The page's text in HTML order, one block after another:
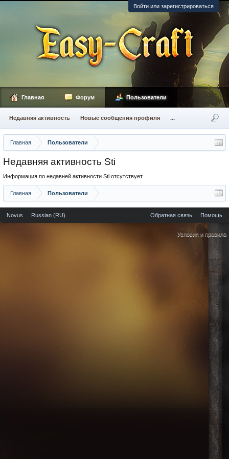
Войти или зарегистрироваться
Главная Пользователи
Недавняя активность Sti
Информация по недавней активности Sti отсутствует.
Главная Пользователи
Главная Форум Пользователи
Недавняя активность Новые сообщения профиля ...
Novus Russian (RU) Обратная связь Помощь
Условия и правила